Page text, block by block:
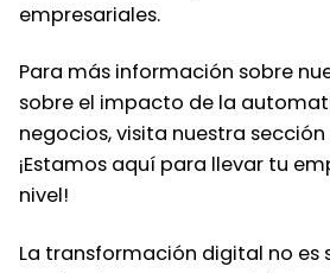
empresariales.
Para más información sobre
sobre el impacto de la
negocios, visita nuestra sección
¡Estamos aquí para llevar tu
nivel!
La transformación digital no es